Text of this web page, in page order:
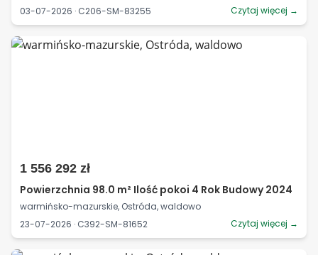
03-07-2026 · C206-SM-83255
Czytaj więcej →
1 556 292 zł
Powierzchnia 98.0 m² Ilość pokoi 4 Rok Budowy 2024
warmińsko-mazurskie, Ostróda, waldowo
23-07-2026 · C392-SM-81652
Czytaj więcej →